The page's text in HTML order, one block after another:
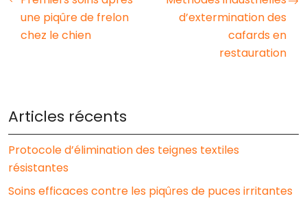
une piqûre de frelon
chez le chien
d’extermination des
cafards en
restauration
Articles récents
Protocole d’élimination des teignes textiles
résistantes
Soins efficaces contre les piqûres de puces irritantes